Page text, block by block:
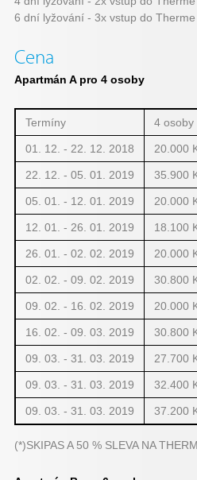
6 dní lyžování - 3x vstup do
Cena
Apartmán A pro 4 osoby
Termíny 4 osoby
01. 12. - 22. 12. 2018 20.000
22. 12. - 05. 01. 2019 35.900
05. 01. - 12. 01. 2019 20.000
12. 01. - 26. 01. 2019 18.100
26. 01. - 02. 02. 2019 20.000
02. 02. - 09. 02. 2019 30.800
09. 02. - 16. 02. 2019 20.000
16. 02. - 09. 03. 2019 30.800
09. 03. - 31. 03. 2019 27.700
09. 03. - 31. 03. 2019 32.400
09. 03. - 31. 03. 2019 37.200
(*)SKIPAS A 50 % SLEVA NA